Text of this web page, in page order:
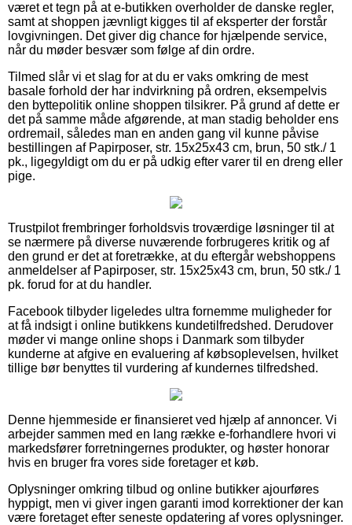
været et tegn på at e-butikken overholder de danske regler,
samt at shoppen jævnligt kigges til af eksperter der forstår
lovgivningen. Det giver dig chance for hjælpende service,
når du møder besvær som følge af din ordre.
Tilmed slår vi et slag for at du er vaks omkring de mest
basale forhold der har indvirkning på ordren, eksempelvis
den byttepolitik online shoppen tilsikrer. På grund af dette er
det på samme måde afgørende, at man stadig beholder ens
ordremail, således man en anden gang vil kunne påvise
bestillingen af Papirposer, str. 15x25x43 cm, brun, 50 stk./ 1
pk., ligegyldigt om du er på udkig efter varer til en dreng eller
pige.
Trustpilot frembringer forholdsvis troværdige løsninger til at
se nærmere på diverse nuværende forbrugeres kritik og af
den grund er det at foretrække, at du eftergår webshoppens
anmeldelser af Papirposer, str. 15x25x43 cm, brun, 50 stk./ 1
pk. forud for at du handler.
Facebook tilbyder ligeledes ultra fornemme muligheder for
at få indsigt i online butikkens kundetilfredshed. Derudover
møder vi mange online shops i Danmark som tilbyder
kunderne at afgive en evaluering af købsoplevelsen, hvilket
tillige bør benyttes til vurdering af kundernes tilfredshed.
Denne hjemmeside er finansieret ved hjælp af annoncer. Vi
arbejder sammen med en lang række e-forhandlere hvori vi
markedsfører forretningernes produkter, og høster honorar
hvis en bruger fra vores side foretager et køb.
Oplysninger omkring tilbud og online butikker ajourføres
hyppigt, men vi giver ingen garanti imod korrektioner der kan
være foretaget efter seneste opdatering af vores oplysninger.